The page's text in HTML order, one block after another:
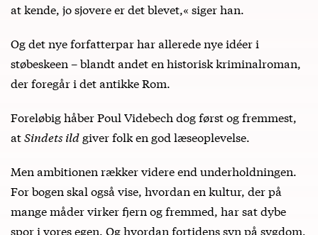
at kende, jo sjovere er det blevet,« siger han.
Og det nye forfatterpar har allerede nye idéer i
støbeskeen – blandt andet en historisk kriminalroman,
der foregår i det antikke Rom.
Foreløbig håber Poul Videbech dog først og fremmest,
atSindets ild giver folk en god læseoplevelse.
Men ambitionen rækker videre end underholdningen.
For bogen skal også vise, hvordan en kultur, der på
mange måder virker fjern og fremmed, har sat dybe
spor i vores egen. Og hvordan fortidens syn på sygdom,